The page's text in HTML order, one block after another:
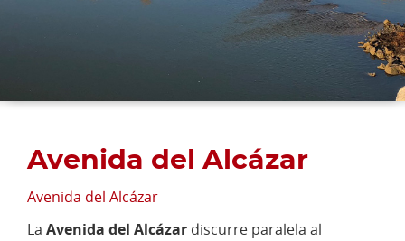
Avenida del Alcázar
Avenida del Alcázar
La Avenida del Alcázar discurre paralela al